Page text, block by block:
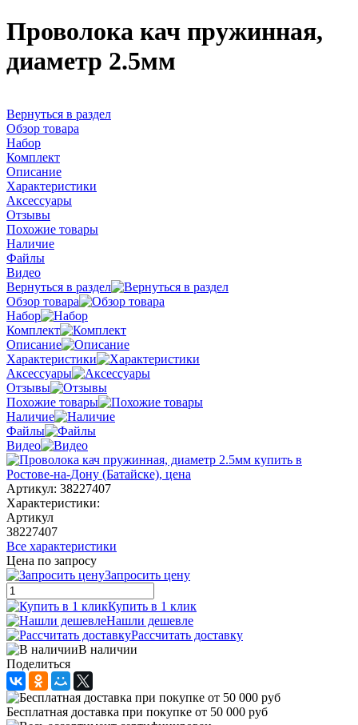
Проволока кач пружинная,
диаметр 2.5мм
Вернуться в раздел
Обзор товара
Набор
Комплект
Описание
Характеристики
Аксессуары
Отзывы
Похожие товары
Наличие
Файлы
Видео
Вернуться в раздел
Обзор товара
Набор
Комплект
Описание
Характеристики
Аксессуары
Отзывы
Похожие товары
Наличие
Файлы
Видео
Артикул: 38227407
Характеристики:
Артикул
38227407
Все характеристики
Цена по запросу
Запросить цену
Купить в 1 клик
Нашли дешевле
Рассчитать доставку
В наличии
Поделиться
Бесплатная доставка при покупке от 50 000 руб